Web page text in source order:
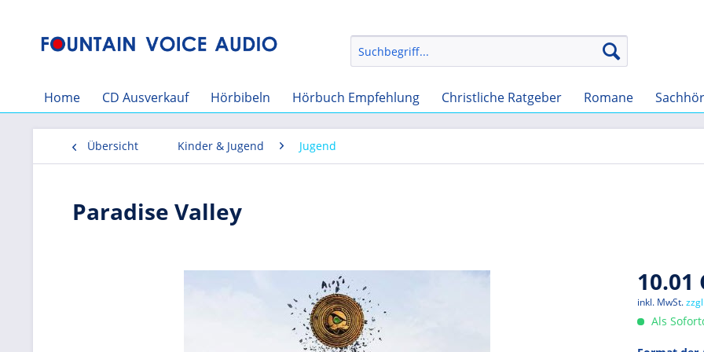
Home CD Ausverkauf Hörbibeln Hörbuch Empfehlung Christliche Ratgeber Romane
Übersicht Kinder & Jugend Jugend
Paradise Valley
10.01
inkl. MwSt.
Als